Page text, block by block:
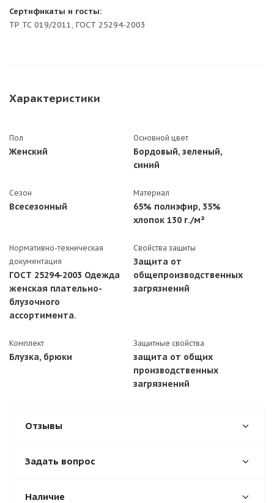
Сертификаты и госты:
ТР ТС 019/2011, ГОСТ 25294-2003
Характеристики
Пол
Женский
Основной цвет
Бордовый, зеленый,
синий
Сезон
Всесезонный
Материал
65% полиэфир, 35%
хлопок 130 г./м²
Нормативно-техническая
документация
ГОСТ 25294-2003 Одежда
женская плательно-
блузочного
ассортимента.
Свойства защиты
Защита от
общепроизводственных
загрязнений
Комплект
Блузка, брюки
Защитные свойства
защита от общих
производственных
загрязнений
Отзывы
Задать вопрос
Наличие